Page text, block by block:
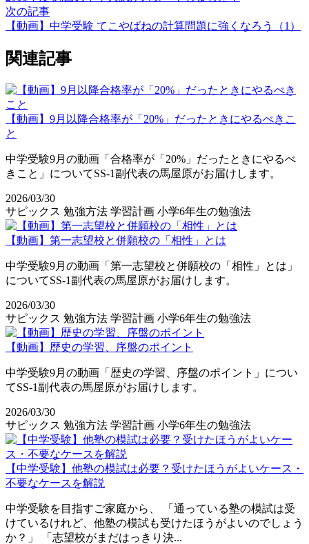
次の記事
【動画】中学受験 てこやばねの計算問題に強くなろう（1）
関連記事
【動画】9月以降合格率が「20%」だったときにやるべきこ
と
中学受験9月の動画「合格率が「20%」だったときにやるべ
きこと」についてSS-1副代表の馬屋原がお届けします。
2026/03/30
サピックス 勉強方法 学習計画 小学6年生の勉強法
【動画】第一志望校と併願校の「相性」とは
中学受験9月の動画「第一志望校と併願校の「相性」とは」
についてSS-1副代表の馬屋原がお届けします。
2026/03/30
サピックス 勉強方法 学習計画 小学6年生の勉強法
【動画】歴史の学習、序盤のポイント
中学受験9月の動画「歴史の学習、序盤のポイント」につい
てSS-1副代表の馬屋原がお届けします。
2026/03/30
サピックス 勉強方法 学習計画 小学6年生の勉強法
【中学受験】他塾の模試は必要？受けたほうがよいケース・
不要なケースを解説
中学受験を目指すご家庭から、 「通っている塾の模試は受
けているけれど、他塾の模試も受けたほうがよいのでしょう
か？」 「志望校がまだはっきり決...